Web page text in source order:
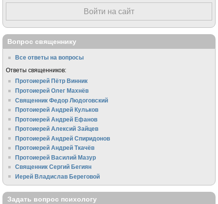
Войти на сайт
Вопрос священнику
Все ответы на вопросы
Ответы священников:
Протоиерей Пётр Винник
Протоиерей Олег Махнёв
Священник Федор Людоговский
Протоиерей Андрей Кульков
Протоиерей Андрей Ефанов
Протоиерей Алексий Зайцев
Протоиерей Андрей Спиридонов
Протоиерей Андрей Ткачёв
Протоиерей Василий Мазур
Священник Сергий Бегиян
Иерей Владислав Береговой
Задать вопрос психологу